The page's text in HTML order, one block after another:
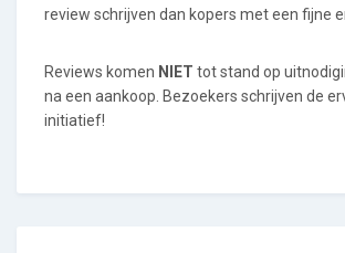
review schrijven dan kopers met een fijne
Reviews komen NIET tot stand op
na een aankoop. Bezoekers schrijven de
initiatief!